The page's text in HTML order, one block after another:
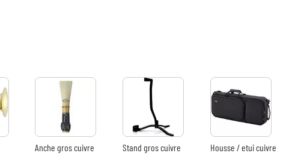
Batteries & Percu
Eveil Musical
Anche gros cuivre Stand gros cuivre Housse / etui cuivre